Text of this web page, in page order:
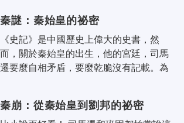
秦謎：秦始皇的祕密
《史記》是中國歷史上偉大的史書，然
而，關於秦始皇的出生，他的宮廷，司馬
遷要麼自相矛盾，要麼乾脆沒有記載。為
驚..
秦崩：從秦始皇到劉邦的祕密